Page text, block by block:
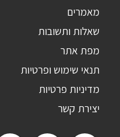
מאמרים
שאלות ותשובות
מפת אתר
תנאי שימוש ופרטיות
מדיניות פרטיות
יצירת קשר